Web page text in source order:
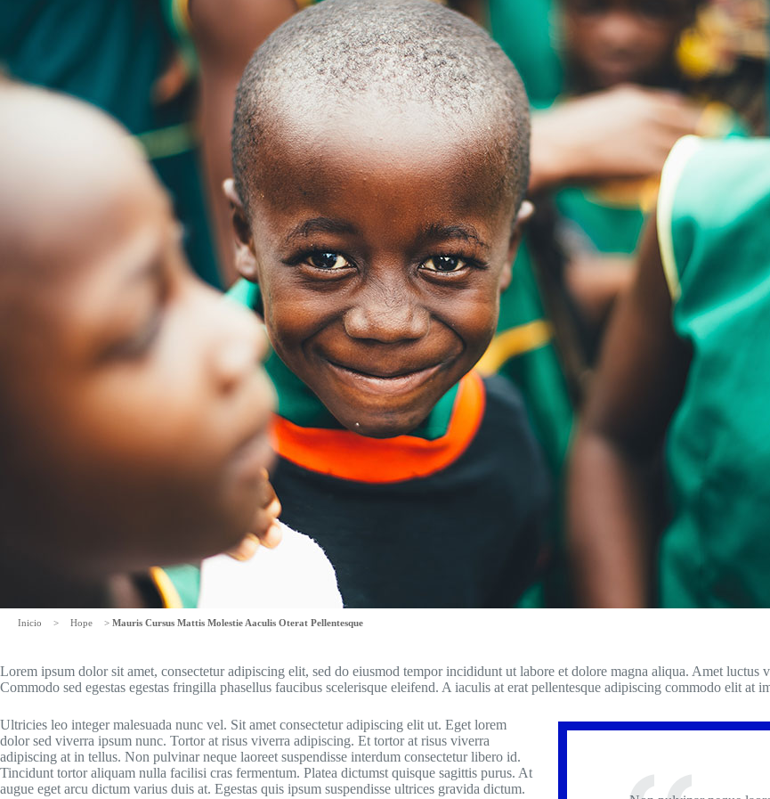
Inicio > Hope > Mauris Cursus Mattis Molestie Aaculis Oterat Pellentesque
Lorem ipsum dolor sit amet, consectetur adipiscing elit, sed do eiusmod tempor incididunt ut labore et dolore magna aliqua. Amet
Commodo sed egestas egestas fringilla phasellus faucibus scelerisque eleifend. A iaculis at erat pellentesque adipiscing commodo elit at
Ultricies leo integer malesuada nunc vel. Sit amet consectetur adipiscing elit ut. Eget lorem
dolor sed viverra ipsum nunc. Tortor at risus viverra adipiscing. Et tortor at risus viverra
adipiscing at in tellus. Non pulvinar neque laoreet suspendisse interdum consectetur libero id.
Tincidunt tortor aliquam nulla facilisi cras fermentum. Platea dictumst quisque sagittis purus. At
augue eget arcu dictum varius duis at. Egestas quis ipsum suspendisse ultrices gravida dictum.